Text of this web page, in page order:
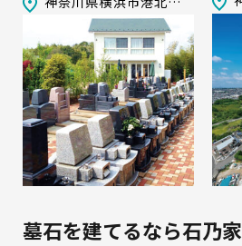
墓石を建てるなら石乃家